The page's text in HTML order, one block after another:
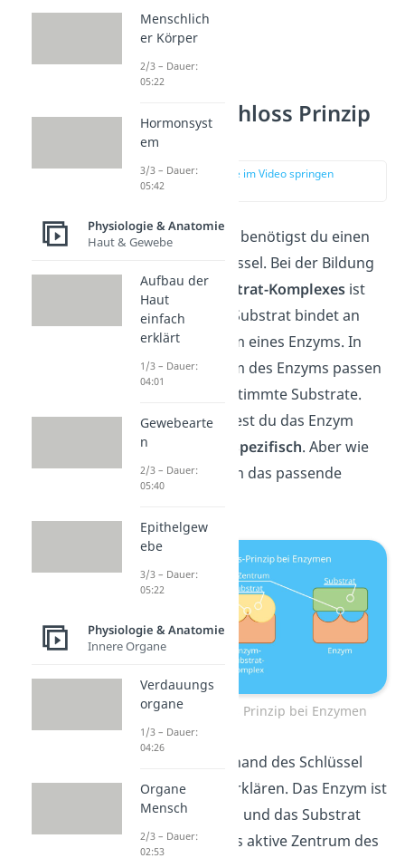
Schlüssel Schloss Prinzip
Enzyme
zur Stelle im Video springen
Für deine Haustür benötigst du einen
bestimmten Schlüssel. Bei der Bildung
einesEnzym-Substrat-Komplexes ist
das genauso. Ein Substrat bindet an
das aktive Zentrum eines Enzyms. In
das aktive Zentrum des Enzyms passen
aber nur ganz bestimmte Substrate.
Deshalb bezeichnest du das Enzym
auch als
substratspezifisch. Aber wie
erkennt das Enzym das passende
Schlüssel Schloss Prinzip bei Enzymen
Das kannst du anhand des Schlüssel
Schloss Prinzips erklären. Das Enzym ist
dabei dein Schloss und das Substrat
dein Schlüssel. Das aktive Zentrum des
Menschlich
er Körper
2/3 – Dauer:
05:22
Hormonsyst
em
3/3 – Dauer:
05:42
Physiologie & Anatomie
Haut & Gewebe
Aufbau der
Haut
einfach
erklärt
1/3 – Dauer:
04:01
Gewebearte
n
2/3 – Dauer:
05:40
Epithelgew
ebe
3/3 – Dauer:
05:22
Physiologie & Anatomie
Innere Organe
Verdauungs
organe
1/3 – Dauer:
04:26
Organe
Mensch
2/3 – Dauer:
02:53